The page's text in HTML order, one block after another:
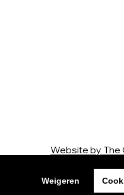
Weigeren
Website by The